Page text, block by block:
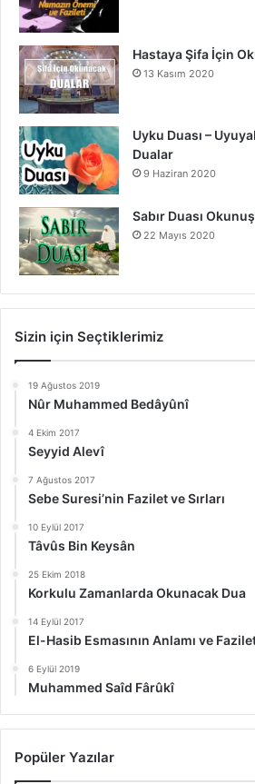
Hastaya Şifa İçin
13 Kasım 2020
Uyku Duası –
Dualar
9 Haziran 2020
Sabır Duası
22 Mayıs 2020
Sizin için Seçtiklerimiz
19 Ağustos 2019
Nûr Muhammed Bedâyûnî
4 Ekim 2017
Seyyid Alevî
7 Ağustos 2017
Sebe Suresi’nin Fazilet ve Sırları
10 Eylül 2017
Tâvûs Bin Keysân
25 Ekim 2018
Korkulu Zamanlarda Okunacak Dua
14 Eylül 2017
El-Hasib Esmasının Anlamı ve
6 Eylül 2019
Muhammed Saîd Fârûkî
Popüler Yazılar